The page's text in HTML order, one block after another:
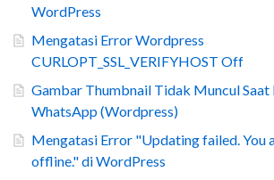
WordPress
Mengatasi Error Wordpress
CURLOPT_SSL_VERIFYHOST Off
Gambar Thumbnail Tidak Muncul
WhatsApp (Wordpress)
Mengatasi Error "Updating failed. You
offline." di WordPress